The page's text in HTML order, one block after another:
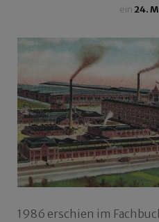
ein24.
1986 erschien im